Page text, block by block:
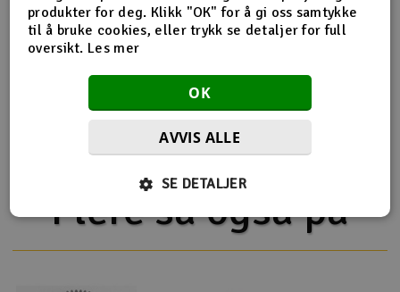
Sparkesykler & elkjøretøy
Verktøy, utstyr & tilbehør
Flere detaljer
Produktet er
forbundet med
TRX-3956 Spur gear, 54-tooth (0.8
metric pitch)
Traxxas Slash 4x4 BL-2S RTR TQ
Green
Traxxas Slash 4x4 BL-2S RTR TQ Red
Flere så også på
produkter for deg. Klikk "OK" for å gi oss samtykke
til å bruke cookies, eller trykk se detaljer for full
oversikt. Les mer
OK
AVVIS ALLE
SE DETALJER